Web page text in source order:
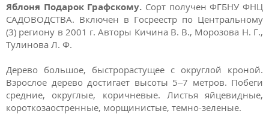
Яблоня Подарок Графскому. Сорт получен ФГБНУ ФНЦ
САДОВОДСТВА. Включен в Госреестр по Центральному
(3) региону в 2001 г. Авторы Кичина В. В., Морозова Н. Г.,
Тулинова Л. Ф.
Дерево большое, быстрорастущее с округлой кроной.
Взрослое дерево достигает высоты 5–7 метров. Побеги
средние, округлые, коричневые. Листья яйцевидные,
короткозаостренные, морщинистые, темно-зеленые.